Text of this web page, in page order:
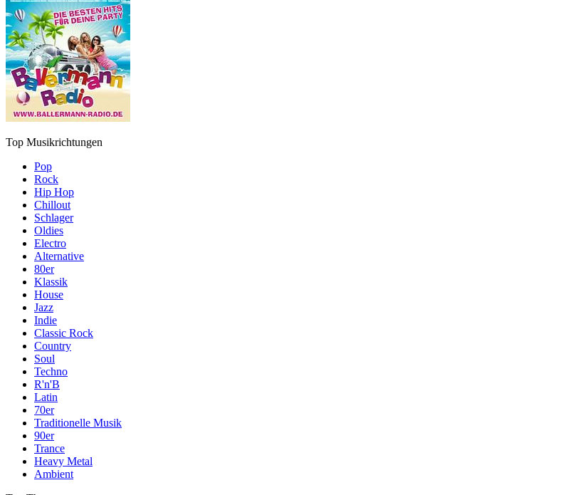
Top Musikrichtungen
Pop
Rock
Hip Hop
Chillout
Schlager
Oldies
Electro
Alternative
80er
Klassik
House
Jazz
Indie
Classic Rock
Country
Soul
Techno
R'n'B
Latin
70er
Traditionelle Musik
90er
Trance
Heavy Metal
Ambient